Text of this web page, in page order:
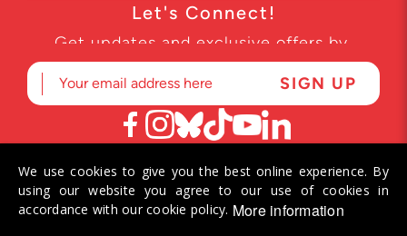
Let's Connect!
Get updates and exclusive offers by
subscribing to our newsletter.
© 2026 Helvetiq SA. All rights reserved.
We use cookies to give you the best online experience. By
using our website you agree to our use of cookies in
accordance with our cookie policy. More information